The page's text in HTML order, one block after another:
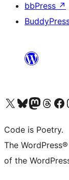
bbPress ↗
ຢ້ຽມຊົມບັນຊີ X (ຊື່ເກົ່າ Twitter) ຂອງພວກເຮົາຢ້ຽມຊົມບັນຊີ Bluesky ຂອງພວກເຮົາຢ້ຽມຊົມບັນຊີ Mastodon ຂອງພວກເຮົາຢ້ຽມຊົມບັນຊີ Threads ຂອງພວກເຮົາຢ້ຽມຊົມໜ້າ Facebook ຂຢ້
Code is Poetry.
The
of the